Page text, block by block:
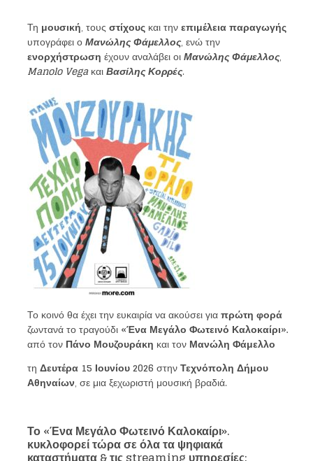
Τη μουσική, τουςστίχουςκαι τηνεπιμέλεια παραγωγής
υπογράφει οΜανώλης Φάμελλος, ενώ την
ενορχήστρωση έχουν αναλάβει οιΜανώλης Φάμελλος,
Manolo VegaκαιΒασίλης Κορρές.
Το κοινό θα έχει την ευκαιρία να ακούσει γιαπρώτη φορά
ζωντανά το τραγούδι «Ένα Μεγάλο Φωτεινό Καλοκαίρι».
από τον Πάνο Μουζουράκη και τον Μανώλη Φάμελλο
τη Δευτέρα 15 Ιουνίου 2026 στηνΤεχνόπολη Δήμου
Αθηναίων, σε μια ξεχωριστή μουσική βραδιά.
Το «Ένα Μεγάλο Φωτεινό Καλοκαίρι».
κυκλοφορεί τώρα σε όλα τα ψηφιακά